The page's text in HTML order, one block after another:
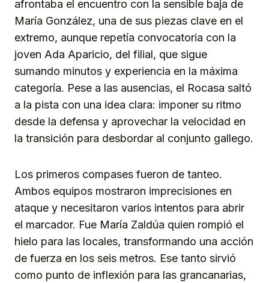
afrontaba el encuentro con la sensible baja de
María González, una de sus piezas clave en el
extremo, aunque repetía convocatoria con la
joven Ada Aparicio, del filial, que sigue
sumando minutos y experiencia en la máxima
categoría. Pese a las ausencias, el Rocasa saltó
a la pista con una idea clara: imponer su ritmo
desde la defensa y aprovechar la velocidad en
la transición para desbordar al conjunto gallego.
Los primeros compases fueron de tanteo.
Ambos equipos mostraron imprecisiones en
ataque y necesitaron varios intentos para abrir
el marcador. Fue María Zaldúa quien rompió el
hielo para las locales, transformando una acción
de fuerza en los seis metros. Ese tanto sirvió
como punto de inflexión para las grancanarias,